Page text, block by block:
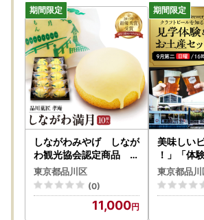
◆オンライン申請手順
(1)事前にスマートフォンに「IAM＜アイ
ンストールする。
(2)ふるさと納税総合窓口「ふるまど」に
ウントにご自身の寄附情報（寄附年・自
名・電話番号・寄附番号）を登録する。
※初めてご利用の方はアカウントの登録
い。
(3)申請する寄附を選択して、内容を確認
る。
※複数回寄附をした方や、他自治体（「ふ
体に限る）に寄附をした方につきまして
括で申請することが可能です。
(4)「IAM」アプリとマイナンバーカード
しながわみやげ しなが
わ観光協会認定商品 品
川菓匠 孝庵 しながわ
満月（10個入り）
東京都品川区
(0)
11,000
美味しい
！」「体
ラフトビ
学体験＆
9月第二
東京都品川